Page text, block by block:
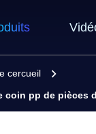
cercueil
pp de pièces